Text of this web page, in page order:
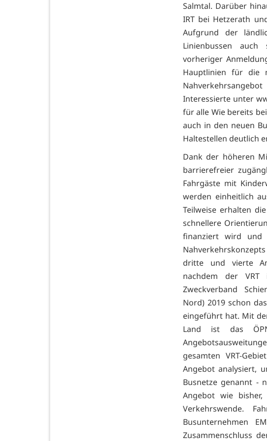
Salmtal. Darüber
IRT bei Hetzerath
Aufgrund der
Linienbussen auch
vorheriger
Hauptlinien für die
Interessierte unter
für alle Wie bereits
auch in den neuen
Haltestellen deutlich
Dank der höheren
barrierefreier
Fahrgäste mit
werden einheitlich
Teilweise erhalten
schnellere
finanziert wird und
dritte und vierte
nachdem der
Zweckverband
Nord) 2019 schon
eingeführt hat. Mit
Land ist das
gesamten VRT-
Angebot analysiert,
Busnetze genannt -
Angebot wie
Verkehrswende.
Busunternehmen
Zusammenschluss